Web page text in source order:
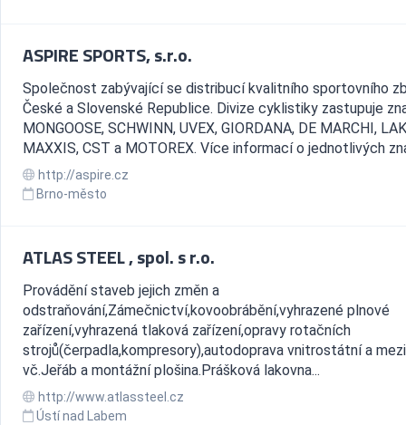
ASPIRE SPORTS, s.r.o.
Společnost zabývající se distribucí kvalitního sportovního
České a Slovenské Republice. Divize cyklistiky zastupuje
MONGOOSE, SCHWINN, UVEX, GIORDANA, DE MARCHI,
MAXXIS, CST a MOTOREX. Více informací o jednotlivých
http://aspire.cz
Brno-město
ATLAS STEEL , spol. s r.o.
Provádění staveb jejich změn a
odstraňování,Zámečnictví,kovoobrábění,vyhrazené plnové
zařízení,vyhrazená tlaková zařízení,opravy rotačních
strojů(čerpadla,kompresory),autodoprava vnitrostátní a
vč.Jeřáb a montážní plošina.Prášková lakovna...
http://www.atlassteel.cz
Ústí nad Labem